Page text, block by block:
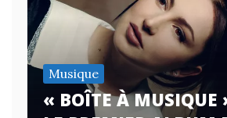
Musique
« BOÎTE À MUSIQUE